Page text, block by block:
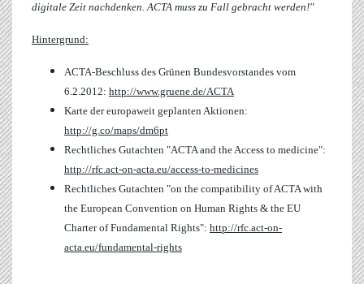
digitale Zeit nachdenken. ACTA muss zu Fall gebracht werden!"
Hintergrund:
ACTA-Beschluss des Grünen Bundesvorstandes vom
6.2.2012: http://www.gruene.de/ACTA
Karte der europaweit geplanten Aktionen:
http://g.co/maps/dm6pt
Rechtliches Gutachten "ACTA and the Access to medicine":
http://rfc.act-on-acta.eu/access-to-medicines
Rechtliches Gutachten "on the compatibility of ACTA with
the European Convention on Human Rights & the EU
Charter of Fundamental Rights": http://rfc.act-on-
acta.eu/fundamental-rights